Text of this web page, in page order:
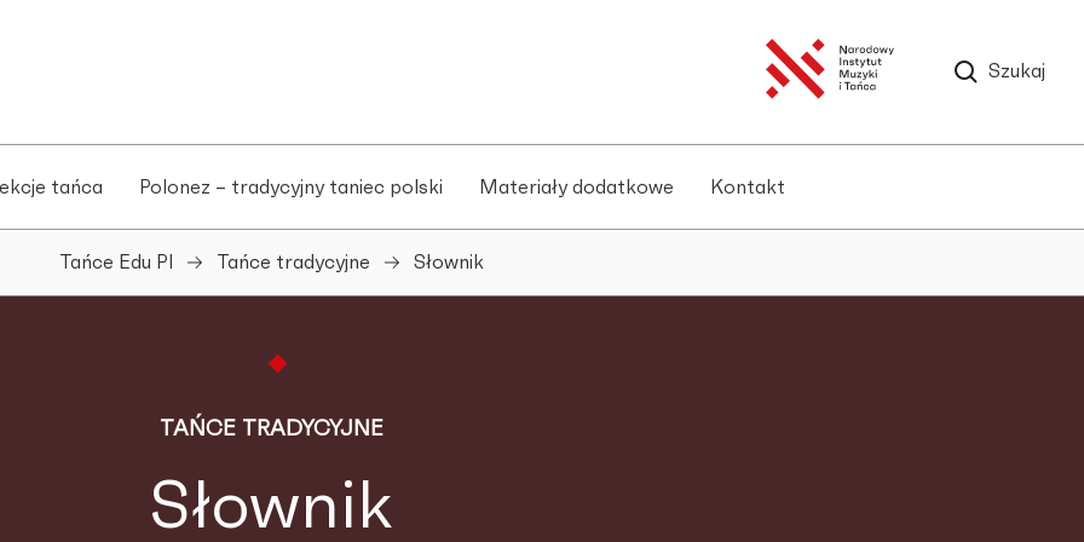
Szukaj
tańca Polonez – tradycyjny taniec polski Materiały dodatkowe Kontakt
Tańce Edu Pl Tańce tradycyjne Słownik
TAŃCE TRADYCYJNE
Słownik